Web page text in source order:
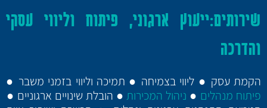
שירותים:ייעוץ ארגוני, פיתוח וליווי עסקי
והדרכה
הקמת עסק ● ליווי בצמיחה ● תמיכה וליווי בזמני משבר ●
פיתוח מנהלים ● ניהול המכירות ● הובלת שינויים ארגוניים ●